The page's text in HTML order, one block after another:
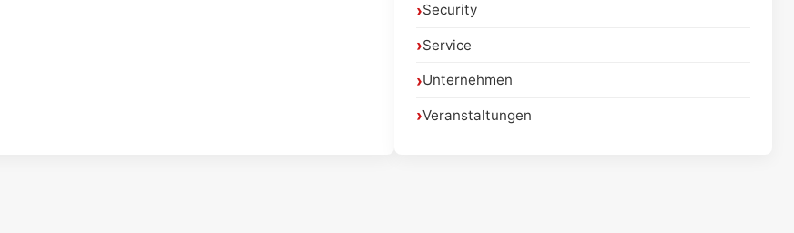
Security
Service
Unternehmen
Veranstaltungen